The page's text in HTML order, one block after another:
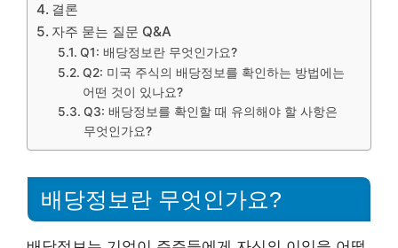
결론
자주 묻는 질문 Q&A
Q1: 배당정보란 무엇인가요?
Q2: 미국 주식의 배당정보를 확인하는 방법에는
어떤 것이 있나요?
Q3: 배당정보를 확인할 때 유의해야 할 사항은
무엇인가요?
배당정보란 무엇인가요?